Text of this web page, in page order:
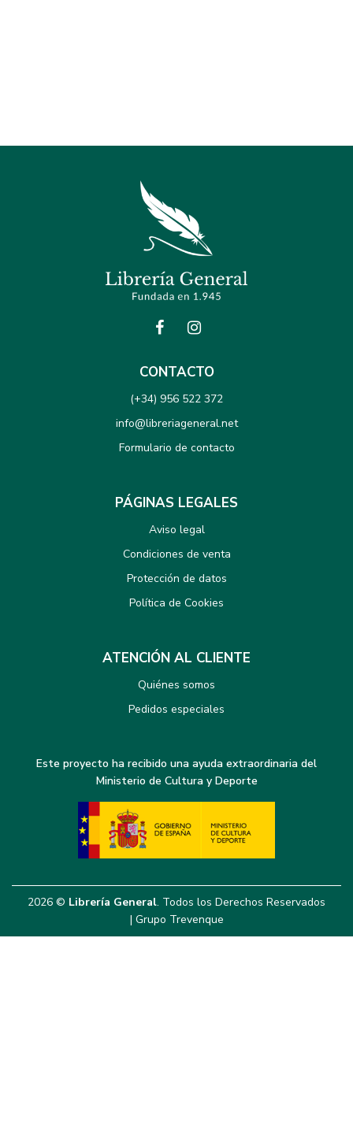
CONTACTO
(+34) 956 522 372
info@libreriageneral.net
Formulario de contacto
PÁGINAS LEGALES
Aviso legal
Condiciones de venta
Protección de datos
Política de Cookies
ATENCIÓN AL CLIENTE
Quiénes somos
Pedidos especiales
Este proyecto ha recibido una ayuda extraordinaria del
Ministerio de Cultura y Deporte
2026 © Librería General. Todos los Derechos Reservados
| Grupo Trevenque